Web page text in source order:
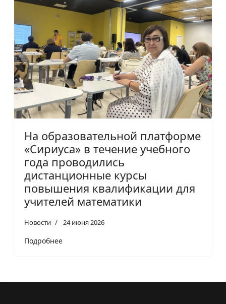
На образовательной платформе
«Сириуса» в течение учебного
года проводились
дистанционные курсы
повышения квалификации для
учителей математики
Новости 24 июня 2026
Подробнее